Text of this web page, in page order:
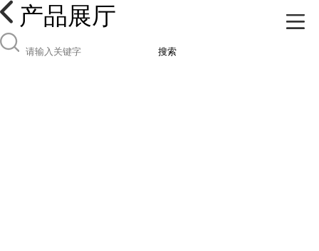
产品展厅
搜索